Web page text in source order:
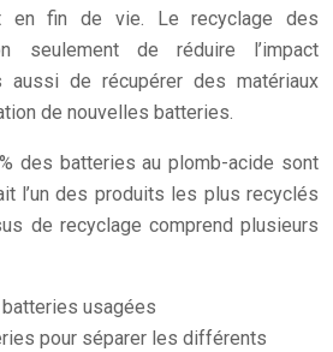
en fin de vie. Le recyclage des
seulement de réduire l’impact
aussi de récupérer des matériaux
de nouvelles batteries.
des batteries au plomb-acide sont
l’un des produits les plus recyclés
de recyclage comprend plusieurs
usagées
pour séparer les différents